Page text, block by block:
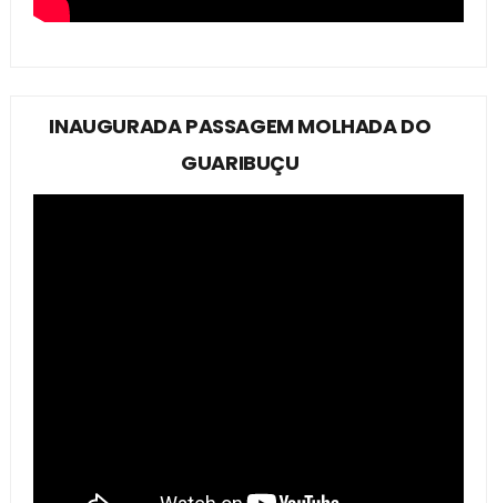
INAUGURADA PASSAGEM MOLHADA DO
GUARIBUÇU